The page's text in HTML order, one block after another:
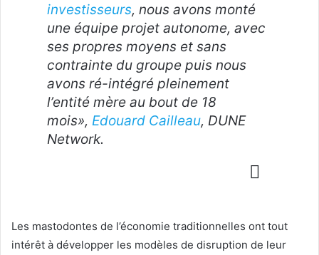
investisseurs, nous avons monté
une équipe projet autonome, avec
ses propres moyens et sans
contrainte du groupe puis nous
avons ré-intégré pleinement
l’entité mère au bout de 18
mois», Edouard Cailleau, DUNE
Network.
Les mastodontes de l’économie traditionnelles ont tout
intérêt à développer les modèles de disruption de leur